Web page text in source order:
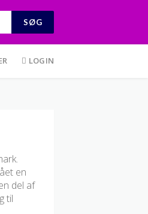
SØG
LOGIN
en
del af
til